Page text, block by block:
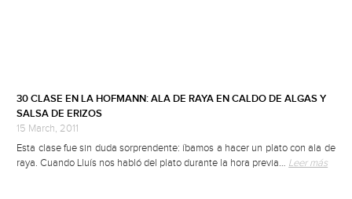
30 CLASE EN LA HOFMANN: ALA DE RAYA EN CALDO DE ALGAS Y
SALSA DE ERIZOS
15 March, 2011
Esta clase fue sin duda sorprendente: íbamos a hacer un plato con ala de
raya. Cuando Lluís nos habló del plato durante la hora previa… Leer más